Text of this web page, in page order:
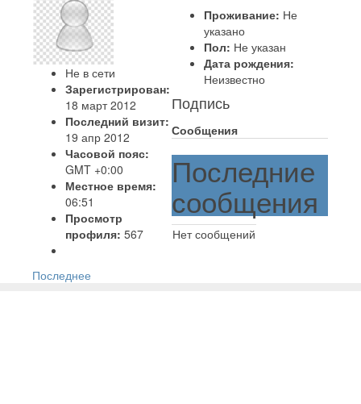
Не в сети
Зарегистрирован:
18 март 2012
Последний визит:
19 апр 2012
Часовой пояс:
GMT +0:00
Местное время:
06:51
Просмотр
профиля: 567
Проживание: Не
указано
Пол: Не указан
Дата рождения:
Неизвестно
Подпись
Сообщения
Последние
сообщения
Нет сообщений
Последнее